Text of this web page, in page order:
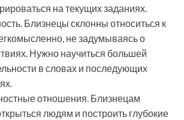
на текущих заданиях.
Близнецы склонны относиться к
не задумываясь о
Нужно научиться большей
в словах и последующих
отношения. Близнецам
людям и построить глубокие